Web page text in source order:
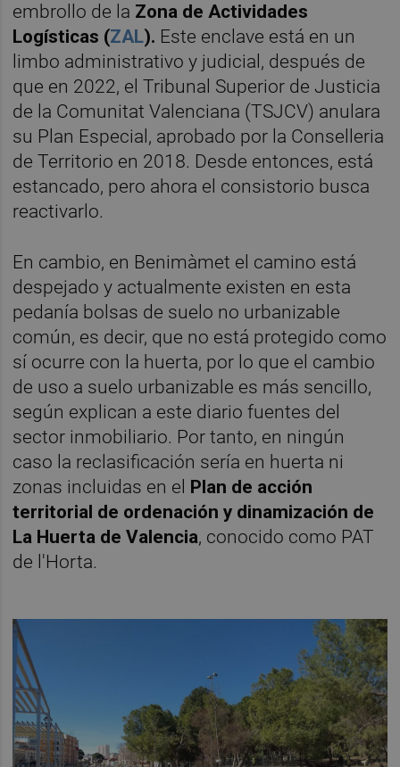
embrollo de la Zona de Actividades
Logísticas (ZAL). Este enclave está en un
limbo administrativo y judicial, después de
que en 2022, el Tribunal Superior de Justicia
de la Comunitat Valenciana (TSJCV) anulara
su Plan Especial, aprobado por la Conselleria
de Territorio en 2018. Desde entonces, está
estancado, pero ahora el consistorio busca
reactivarlo.
En cambio, en Benimàmet el camino está
despejado y actualmente existen en esta
pedanía bolsas de suelo no urbanizable
común, es decir, que no está protegido como
sí ocurre con la huerta, por lo que el cambio
de uso a suelo urbanizable es más sencillo,
según explican a este diario fuentes del
sector inmobiliario. Por tanto, en ningún
caso la reclasificación sería en huerta ni
zonas incluidas en el Plan de acción
territorial de ordenación y dinamización de
La Huerta de Valencia, conocido como PAT
de l'Horta.